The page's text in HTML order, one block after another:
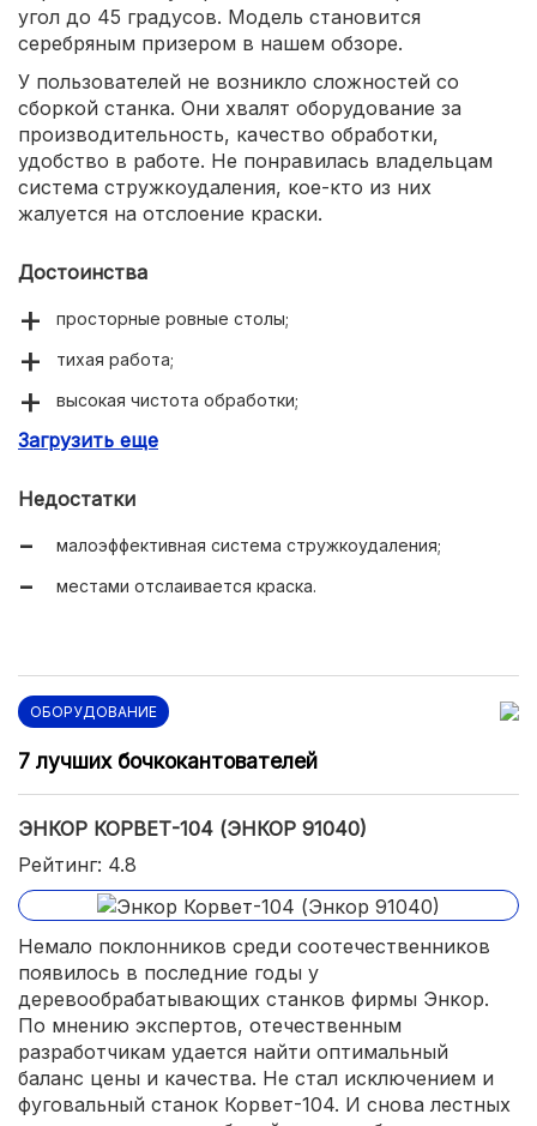
угол до 45 градусов. Модель становится
серебряным призером в нашем обзоре.
У пользователей не возникло сложностей со
сборкой станка. Они хвалят оборудование за
производительность, качество обработки,
удобство в работе. Не понравилась владельцам
система стружкоудаления, кое-кто из них
жалуется на отслоение краски.
Достоинства
просторные ровные столы;
тихая работа;
высокая чистота обработки;
удобная регулировка параллельного упора.
Загрузить еще
Недостатки
малоэффективная система стружкоудаления;
местами отслаивается краска.
ОБОРУДОВАНИЕ
7 лучших бочкокантователей
ЭНКОР КОРВЕТ-104 (ЭНКОР 91040)
Рейтинг: 4.8
Немало поклонников среди соотечественников
появилось в последние годы у
деревообрабатывающих станков фирмы Энкор.
По мнению экспертов, отечественным
разработчикам удается найти оптимальный
баланс цены и качества. Не стал исключением и
фуговальный станок Корвет-104. И снова лестных